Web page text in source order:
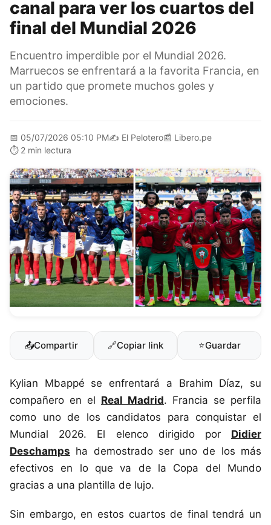
canal para ver los cuartos del
final del Mundial 2026
Encuentro imperdible por el Mundial 2026.
Marruecos se enfrentará a la favorita Francia, en
un partido que promete muchos goles y
emociones.
📅 05/07/2026 05:10 PM✍️ El Pelotero📰 Libero.pe
⏱️ 2 min lectura
📤Compartir 🔗Copiar link ⭐Guardar
Kylian Mbappé se enfrentará a Brahim Díaz, su
compañero en el Real Madrid. Francia se perfila
como uno de los candidatos para conquistar el
Mundial 2026. El elenco dirigido por Didier
Deschamps ha demostrado ser uno de los más
efectivos en lo que va de la Copa del Mundo
gracias a una plantilla de lujo.
Sin embargo, en estos cuartos de final tendrá un